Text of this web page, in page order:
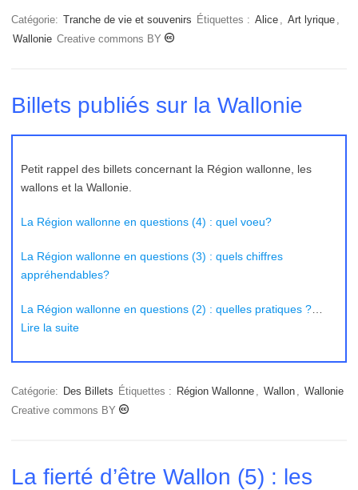
Catégorie: Tranche de vie et souvenirs Étiquettes : Alice , Art lyrique ,
Wallonie Creative commons BY
Billets publiés sur la Wallonie
Petit rappel des billets concernant la Région wallonne, les
wallons et la Wallonie.
La Région wallonne en questions (4) : quel voeu?
La Région wallonne en questions (3) : quels chiffres
appréhendables?
La Région wallonne en questions (2) : quelles pratiques ?
Lire la suite
Catégorie: Des Billets Étiquettes : Région Wallonne , Wallon , Wallonie
Creative commons BY
La fierté d’être Wallon (5) : les